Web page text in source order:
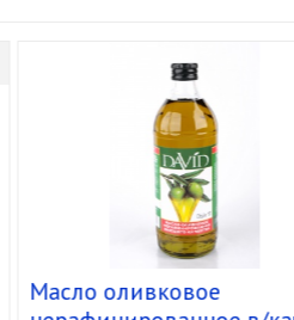
Масло оливковое